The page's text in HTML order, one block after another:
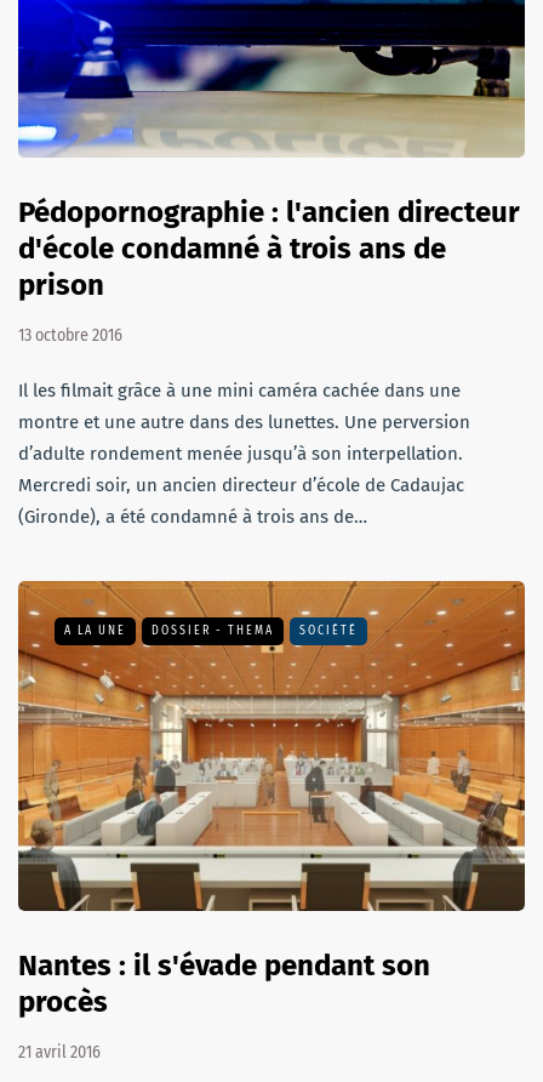
Pédopornographie : l'ancien directeur
d'école condamné à trois ans de
prison
13 octobre 2016
Il les filmait grâce à une mini caméra cachée dans une
montre et une autre dans des lunettes. Une perversion
d’adulte rondement menée jusqu’à son interpellation.
Mercredi soir, un ancien directeur d’école de Cadaujac
(Gironde), a été condamné à trois ans de…
A LA UNE DOSSIER - THEMA SOCIÉTÉ
Nantes : il s'évade pendant son
procès
21 avril 2016